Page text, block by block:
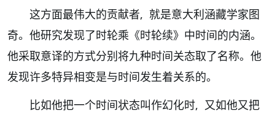
这方面最伟大的贡献者, 就是意大利涵藏学家图
奇。他研究发现了时轮乘《时轮续》中时间的内涵。
他采取意译的方式分别将九种时间关态取了名称。他
发现许多特异相变是与时间发生着关系的。
比如他把一个时间状态叫作幻化时, 又如他又把